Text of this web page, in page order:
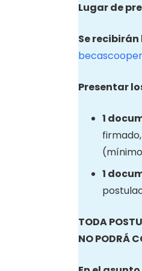
Lugar de
Se
Presentar
1
1
TODA
NO PODRÁ